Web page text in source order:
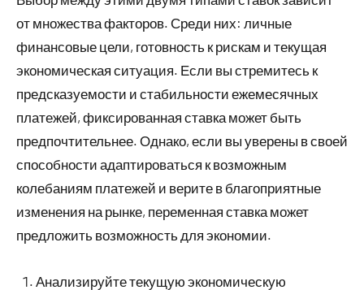
от множества факторов. Среди них: личные
финансовые цели, готовность к рискам и текущая
экономическая ситуация. Если вы стремитесь к
предсказуемости и стабильности ежемесячных
платежей, фиксированная ставка может быть
предпочтительнее. Однако, если вы уверены в своей
способности адаптироваться к возможным
колебаниям платежей и верите в благоприятные
изменения на рынке, переменная ставка может
предложить возможность для экономии.
Анализируйте текущую экономическую